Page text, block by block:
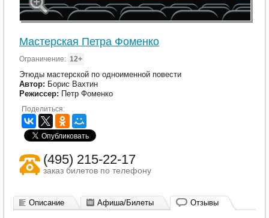
Мастерская Петра Фоменко
Ограничение: 12+
Этюды мастерской по одноименной повести
Автор: Борис Вахтин
Режиссер: Петр Фоменко
Поделиться:
(495) 215-22-17
заказ билетов по телефону
Описание Афиша/Билеты Отзывы